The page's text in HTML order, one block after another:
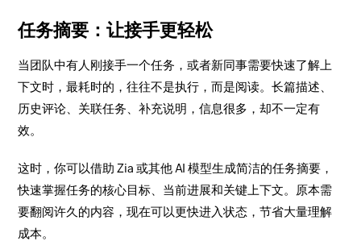
任务摘要：让接手更轻松
当团队中有人刚接手一个任务，或者新同事需要快速了解上
下文时，最耗时的，往往不是执行，而是阅读。长篇描述、
历史评论、关联任务、补充说明，信息很多，却不一定有
效。
这时，你可以借助 Zia 或其他 AI 模型生成简洁的任务摘要，
快速掌握任务的核心目标、当前进展和关键上下文。原本需
要翻阅许久的内容，现在可以更快进入状态，节省大量理解
成本。